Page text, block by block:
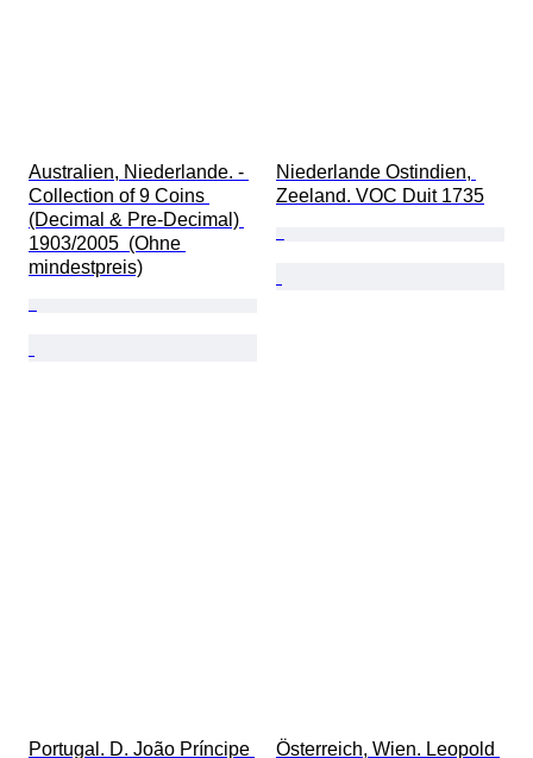
Australien, Niederlande. -
Collection of 9 Coins
(Decimal & Pre-Decimal)
1903/2005  (Ohne
mindestpreis)
Niederlande Ostindien,
Zeeland. VOC Duit 1735
Portugal. D. João Príncipe
Österreich, Wien. Leopold